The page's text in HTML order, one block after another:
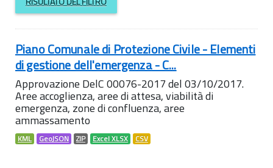
Piano Comunale di Protezione Civile - Elementi
di gestione dell'emergenza - C...
Approvazione DelC 00076-2017 del 03/10/2017.
Aree accoglienza, aree di attesa, viabilità di
emergenza, zone di confluenza, aree
ammassamento
KML GeoJSON ZIP Excel XLSX CSV